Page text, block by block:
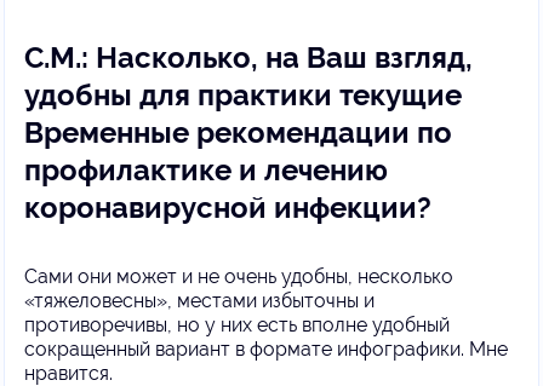
С.М.: Насколько, на Ваш взгляд,
удобны для практики текущие
Временные рекомендации по
профилактике и лечению
коронавирусной инфекции?
Сами они может и не очень удобны, несколько
«тяжеловесны», местами избыточны и
противоречивы, но у них есть вполне удобный
сокращенный вариант в формате инфографики. Мне
нравится.